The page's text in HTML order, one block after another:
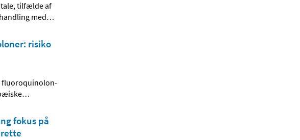
tilfælde af
med…
risiko
fluoroquinolon-
…
fokus på